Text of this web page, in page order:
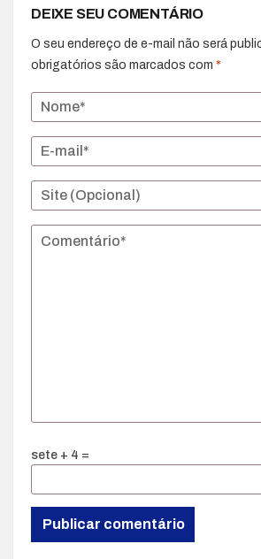
DEIXE SEU COMENTÁRIO
O seu endereço de e-mail não será
obrigatórios são marcados com *
sete + 4 =